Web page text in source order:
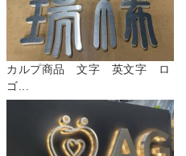
カルプ商品 文字 英文字 ロ
ゴ...